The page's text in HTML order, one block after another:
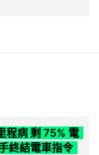
程病 剩 75% 電
終結電車指令